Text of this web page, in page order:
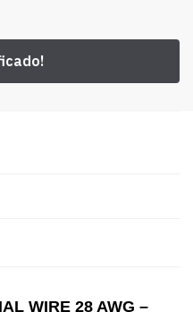
WIRE 28 AWG –